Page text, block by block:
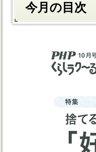
今月の目次